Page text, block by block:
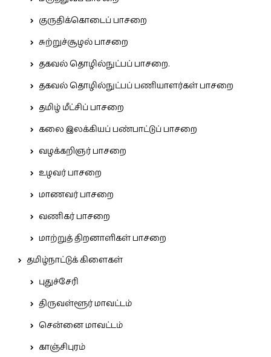
குருதிக்கொடைப் பாசறை
சுற்றுச்சூழல் பாசறை
தகவல் தொழில்நுட்பப் பாசறை.
தகவல் தொழில்நுட்பப் பணியாளர்கள் பாசறை
தமிழ் மீட்சிப் பாசறை
கலை இலக்கியப் பண்பாட்டுப் பாசறை
வழக்கறிஞர் பாசறை
உழவர் பாசறை
மாணவர் பாசறை
வணிகர் பாசறை
மாற்றுத் திறனாளிகள் பாசறை
தமிழ்நாட்டுக் கிளைகள்
புதுச்சேரி
திருவள்ளூர் மாவட்டம்
சென்னை மாவட்டம்
காஞ்சிபுரம்